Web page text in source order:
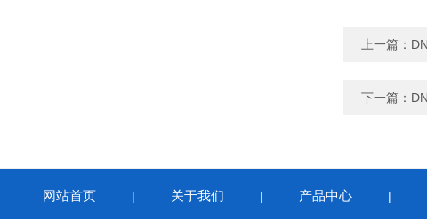
上一篇：
下一篇：
网站首页 | 关于我们 | 产品中心 |